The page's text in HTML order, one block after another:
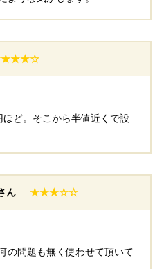
ど。そこから半値近くで設
ん ★★★☆☆
の問題も無く使わせて頂いて